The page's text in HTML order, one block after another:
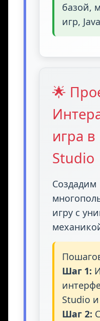
базой,
игр, Java
🌟
игра
Studio
Создадим
игру с
Шаг 1:
Studio
Шаг 2: